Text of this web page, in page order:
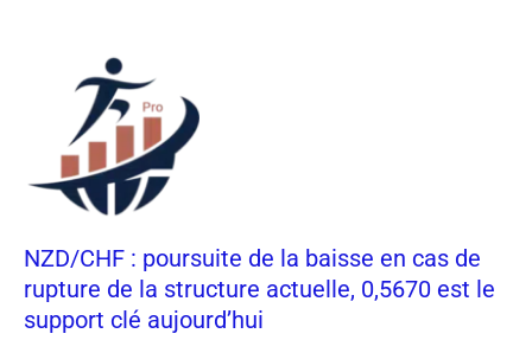
NZD/CHF : poursuite de la baisse en cas de
rupture de la structure actuelle, 0,5670 est le
support clé aujourd’hui